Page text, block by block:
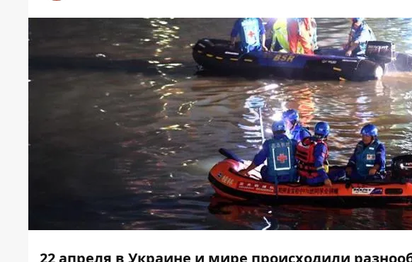
22 апреля в Украине и мире происходили